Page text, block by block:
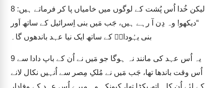
8
“دیکھو! وہ دِن آ رہے ہیں، جَب مَیں بنی اِسرائیل کے ساتھ اَور
بنی یہُوداہؔ کے ساتھ ایک نیا عہد باندھوں گا۔
9
اُس وقت باندھا تھا، جَب مَیں نے مُلکِ مِصر سے اُنہیں نکال لانے
کے لیٔے اُن کا ہاتھ پکڑا تھا، کیونکہ وہ میرے اُس عہد کے وفادار